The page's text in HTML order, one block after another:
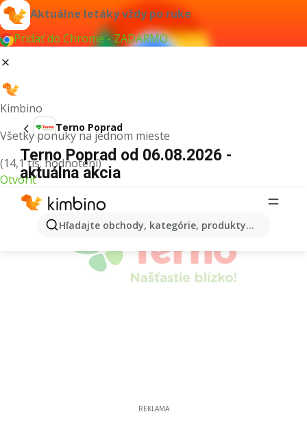
Aktuálne letáky vždy po ruke
Pridať do Chrome - ZADARMO
Kimbino
Všetky ponuky na jednom mieste
(14,1 tis. hodnotení)
Otvoriť
Hľadajte obchody, kategórie, produkty...
Terno Poprad
Terno Poprad od 06.08.2026 -
aktuálna akcia
REKLAMA